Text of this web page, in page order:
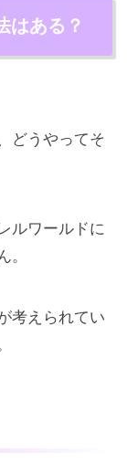
はある？
どうやってそ
ルワールドに
。
考えられてい